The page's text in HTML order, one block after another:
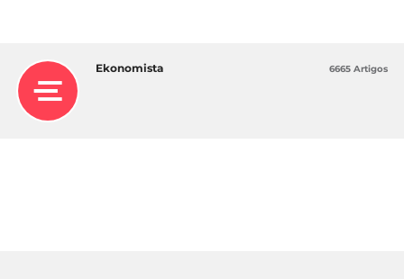
Ekonomista 6665 Artigos